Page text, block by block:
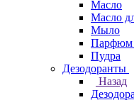
Масло
Масло
Мыло
Парфюм
Пудра
Дезодоранты
Назад